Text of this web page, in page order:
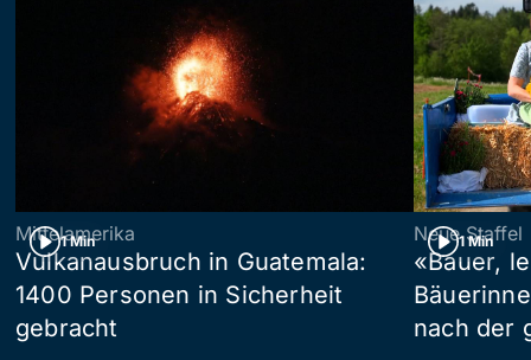
1 Min
Mittelamerika
Vulkanausbruch in Guatemala:
1400 Personen in Sicherheit
gebracht
1 Min
Neue Staffel
«Bauer,
nach der